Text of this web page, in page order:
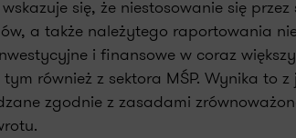
się, że niestosowanie się
a także należytego raportowania
i finansowe w coraz
również z sektora MŚP. Wynika
zgodnie z zasadami